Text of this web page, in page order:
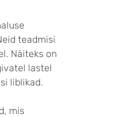
teadmisi
Näiteks on
lastel
liblikad.
mis